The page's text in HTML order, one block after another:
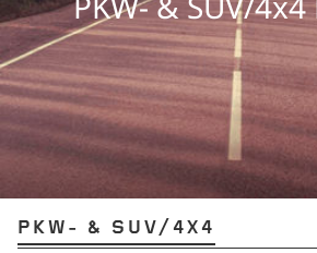
PKW- & SUV/4X4